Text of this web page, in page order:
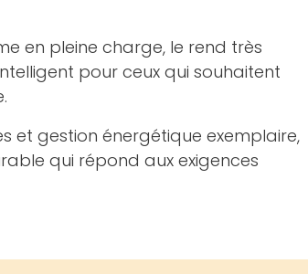
en pleine charge, le rend très
pour ceux qui souhaitent
et gestion énergétique exemplaire,
qui répond aux exigences